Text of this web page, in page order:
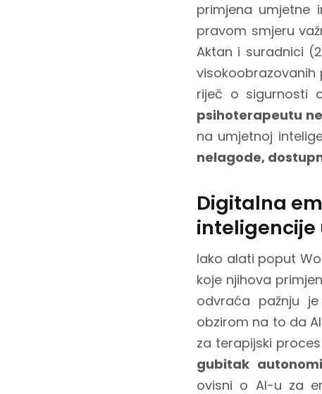
primjena umjetne
pravom smjeru
Aktan i suradnici
riječ o sigurnosti
psihoterapeutu
na umjetnoj
nelagode,
Digitalna
inteligencije
Iako alati poput
koje njihova
odvraća pažnju
obzirom na to da
za terapijski
gubitak
ovisni o AI-u za